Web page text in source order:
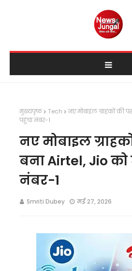
मुख्यपृष्ठ Tech
नए मोबाइल ग्राहकों की
पहुंचा नंबर-1
नए मोबाइल
बना Airtel, Jio को
नंबर-1
Smriti Dubey मई 27, 2026